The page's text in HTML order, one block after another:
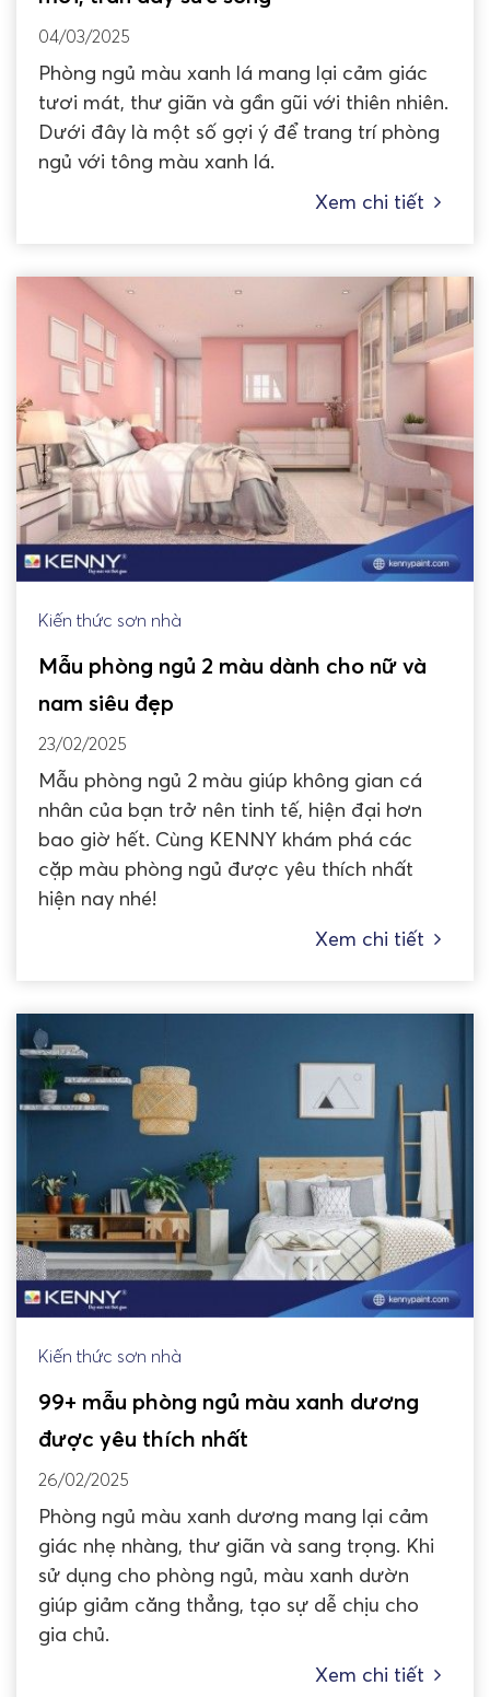
04/03/2025
Phòng ngủ màu xanh lá mang lại cảm giác
tươi mát, thư giãn và gần gũi với thiên nhiên.
Dưới đây là một số gợi ý để trang trí phòng
ngủ với tông màu xanh lá.
Xem chi tiết
Kiến thức sơn nhà
Mẫu phòng ngủ 2 màu dành cho nữ và
nam siêu đẹp
23/02/2025
Mẫu phòng ngủ 2 màu giúp không gian cá
nhân của bạn trở nên tinh tế, hiện đại hơn
bao giờ hết. Cùng KENNY khám phá các
cặp màu phòng ngủ được yêu thích nhất
hiện nay nhé!
Xem chi tiết
Kiến thức sơn nhà
99+ mẫu phòng ngủ màu xanh dương
được yêu thích nhất
26/02/2025
Phòng ngủ màu xanh dương mang lại cảm
giác nhẹ nhàng, thư giãn và sang trọng. Khi
sử dụng cho phòng ngủ, màu xanh dườn
giúp giảm căng thẳng, tạo sự dễ chịu cho
gia chủ.
Xem chi tiết